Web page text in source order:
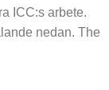
ICC:s arbete.
nedan. The